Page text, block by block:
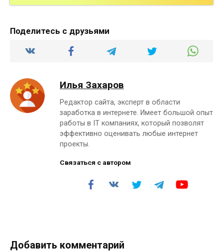
Поделитесь с друзьями
Илья Захаров
Редактор сайта, эксперт в области
заработка в интернете. Имеет большой опыт
работы в IT компаниях, который позволят
эффективно оценивать любые интернет
проекты.
Связаться с автором
Добавить комментарий